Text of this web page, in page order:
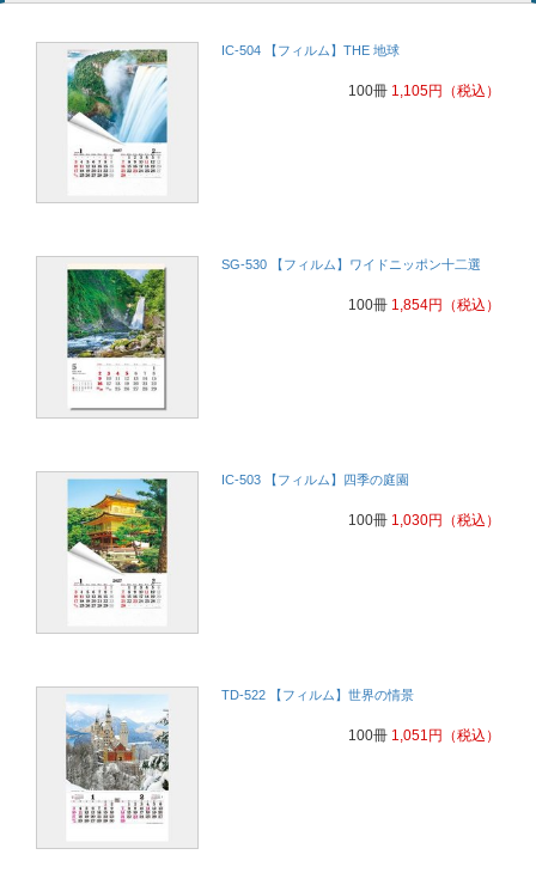
IC-504 【フィルム】THE 地球
100冊 1,105円 （税込）
SG-530 【フィルム】ワイドニッポン十二選
100冊 1,854円 （税込）
IC-503 【フィルム】四季の庭園
100冊 1,030円 （税込）
TD-522 【フィルム】世界の情景
100冊 1,051 円 （税込）